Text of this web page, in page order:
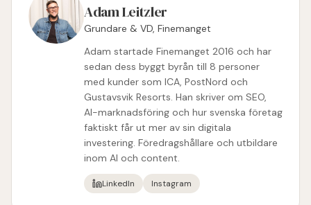
Adam Leitzler
Grundare & VD, Finemanget
Adam startade Finemanget 2016 och har
sedan dess byggt byrån till 8 personer
med kunder som ICA, PostNord och
Gustavsvik Resorts. Han skriver om SEO,
AI-marknadsföring och hur svenska företag
faktiskt får ut mer av sin digitala
investering. Föredragshållare och utbildare
inom AI och content.
LinkedIn Instagram